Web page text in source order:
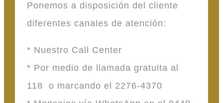
Ponemos a disposición del cliente
diferentes canales de atención:
* Nuestro Call Center
* Por medio de llamada gratuita al
118 o marcando el 2276-4370